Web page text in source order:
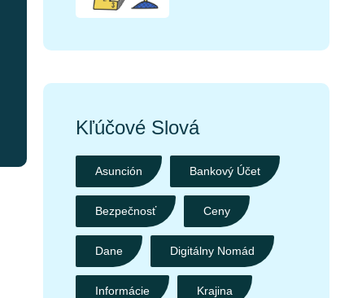
Plánu B
Kľúčové Slová
Asunción Bankový Účet
Bezpečnosť Ceny
Dane Digitálny Nomád
Informácie Krajina